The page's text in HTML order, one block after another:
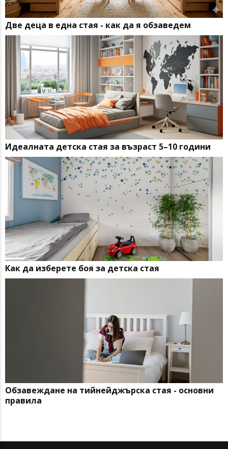
Две деца в една стая - как да я обзавeдем
Идеалната детска стая за възраст 5–10 години
Как да изберете боя за детска стая
Обзавеждане на тийнейджърска стая - основни
правила